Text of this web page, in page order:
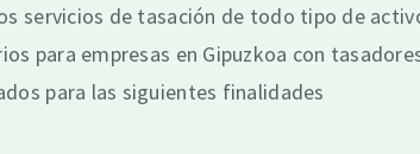
servicios de tasación de todo tipo de
para empresas en Gipuzkoa con
para las siguientes finalidades